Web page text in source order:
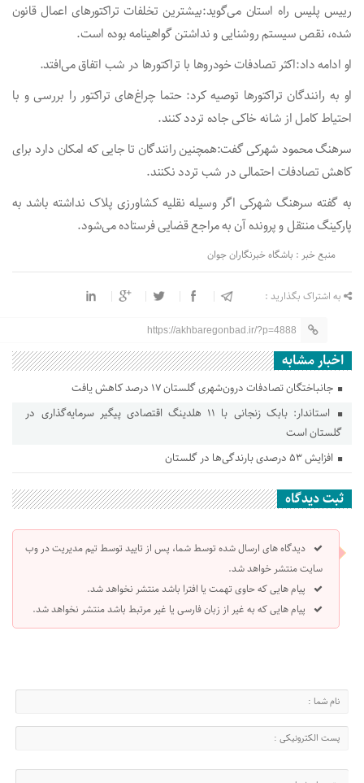
رییس پلیس راه استان می‌گوید:بیشترین تخلفات تراکتور‌های اعمال قانون
شده، نقص سیستم روشنایی و نداشتن گواهینامه بوده است.
او ادامه داد:اکثر تصادفات خودرو‌ها با تراکتور‌ها در شب اتفاق می‌افتد.
او به رانندگان تراکتور‌ها توصیه کرد: حتما چراغ‌های تراکتور را بررسی و با
احتیاط کامل از شانه خاکی جاده تردد کنند.
سرهنگ محمود شهرکی گفت:همچنین رانندگان تا جایی که امکان دارد برای
کاهش تصادفات احتمالی در شب تردد نکنند.
به گفته سرهنگ شهرکی اگر وسیله نقلیه کشاورزی پلاک نداشته باشد به
پارکینگ منتقل و پرونده آن به مراجع قضایی فرستاده می‌شود.
منبع خبر : باشگاه خبرنگاران جوان
به اشتراک بگذارید :
https://akhbaregonbad.ir/?p=4888
اخبار مشابه
جانباختگان تصادفات درون‌شهری گلستان ۱۷ درصد کاهش یافت
استاندار: بابک زنجانی با ۱۱ هلدینگ اقتصادی پیگیر سرمایه‌گذاری در
گلستان است
افزایش ۵۳ درصدی بارندگی‌ها در گلستان
ثبت دیدگاه
دیدگاه های ارسال شده توسط شما، پس از تایید توسط تیم مدیریت در وب
سایت منتشر خواهد شد.
پیام هایی که حاوی تهمت یا افترا باشد منتشر نخواهد شد.
پیام هایی که به غیر از زبان فارسی یا غیر مرتبط باشد منتشر نخواهد شد.